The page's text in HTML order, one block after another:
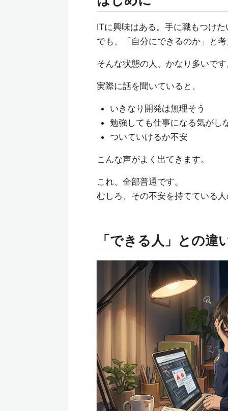
ITに興味はある。手に職もつけた
でも、「自分にできるのか」と
そんな状態の人、かなり多いで
実際に話を聞いていると、
いきなり開発は無理そう
勉強しても仕事になる気がし
ついていけるか不安
こんな声がよく出てきます。
これ、全部普通です。
むしろ、その不安を持てている
「できる人」との